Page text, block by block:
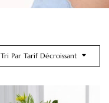
Tri Par Tarif Décroissant